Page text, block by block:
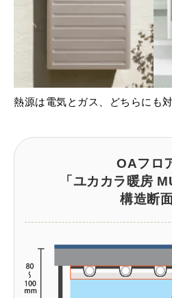
熱源は電気とガス、どちらにも
OAフロ
「ユカカラ暖房
構造断